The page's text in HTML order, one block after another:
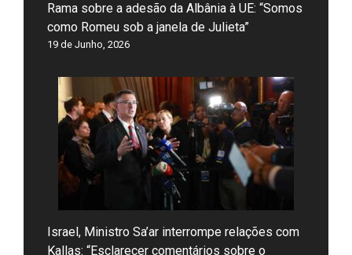
Rama sobre a adesão da Albânia à UE: “Somos
como Romeu sob a janela de Julieta”
19 de Junho, 2026
Israel, Ministro Sa’ar interrompe relações com
Kallas: “Esclarecer comentários sobre o